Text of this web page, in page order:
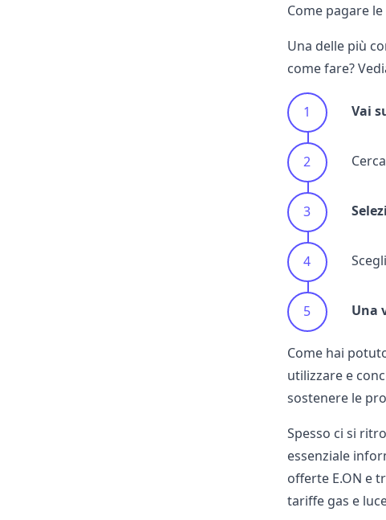
Come pagare
Una delle più
come fare?
Vai
Una
Come hai
utilizzare e
sostenere le
Spesso ci si
essenziale
offerte E.ON e
tariffe gas e